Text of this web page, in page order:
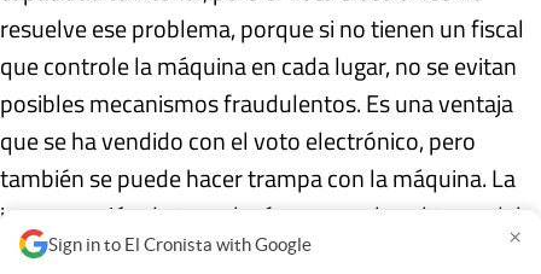
Sign in to El Cronista with Google ×
resuelve ese problema, porque si no tienen un fiscal
que controle la máquina en cada lugar, no se evitan
posibles mecanismos fraudulentos. Es una ventaja
que se ha vendido con el voto electrónico, pero
también se puede hacer trampa con la máquina. La
incorporación de tecnología no resuelve el tema del
control de la mesa”.